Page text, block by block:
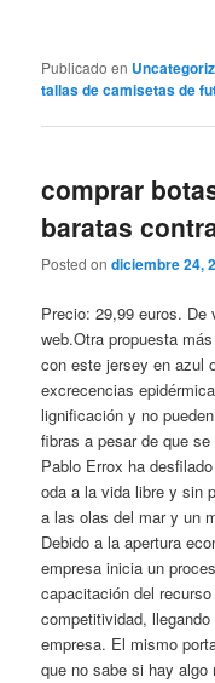
Publicado en
tallas de camisetas de
comprar
baratas
Posted ondiciembre 24,
Precio: 29,99 euros.
web.Otra propuesta
con este jersey en azul
excrecencias
lignificación y no
fibras a pesar de que
Pablo Errox ha
oda a la vida libre y sin
a las olas del mar y un
Debido a la apertura
empresa inicia un
capacitación del
competitividad,
empresa. El mismo
que no sabe si hay algo